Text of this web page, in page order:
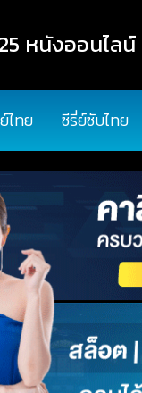
หนังออนไล
ไทย ซีรี่ย์ซับไทย